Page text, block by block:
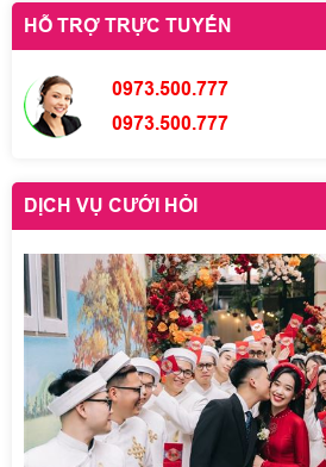
HỖ TRỢ TRỰC TUYẾN
0973.500.777
0973.500.777
DỊCH VỤ CƯỚI HỎI